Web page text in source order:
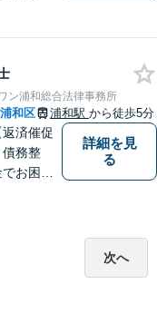
ン浦和総合法律事務所
和区 浦和駅 から徒歩5分
返済催促
債務整
お困り
ー配慮】
時ま
詳細を見
る
次へ